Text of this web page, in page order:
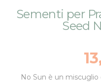
alla
all'inizio
Sementi per
Seed
No Sun è un